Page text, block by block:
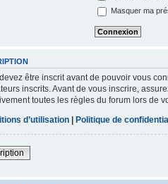
Masquer ma
être inscrit avant de pouvoir vous
inscrits. Avant de vous inscrire,
toutes les règles du forum lors de
d’utilisation
Politique de